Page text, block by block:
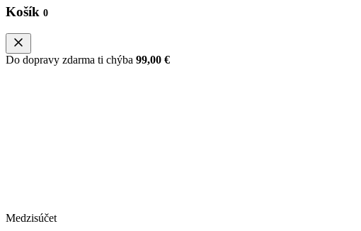
Košík 0
Do dopravy zdarma ti chýba 99,00 €
Medzisúčet